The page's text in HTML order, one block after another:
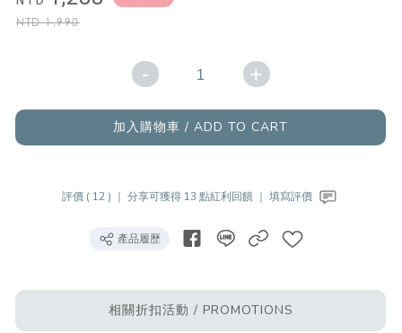
NTD1,990
- +
加入購物車 / ADD TO CART
評價 ( 12 ) ｜ 分享可獲得 13 點紅利回饋 ｜ 填寫評價
產品履歷
相關折扣活動 / PROMOTIONS